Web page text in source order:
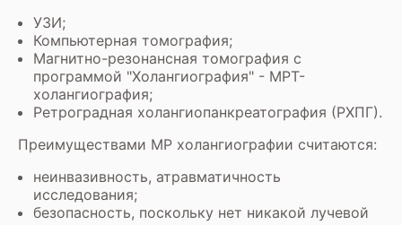
УЗИ;
Компьютерная томография;
Магнитно-резонансная томография с
программой "Холангиография" - МРТ-
холангиография;
Ретроградная холангиопанкреатография (РХПГ).
Преимуществами МР холангиографии считаются:
неинвазивность, атравматичность
исследования;
безопасность, поскольку нет никакой лучевой